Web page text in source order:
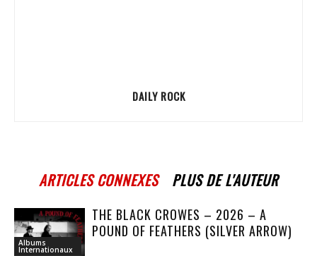
DAILY ROCK
ARTICLES CONNEXES PLUS DE L'AUTEUR
Albums
Internationaux
THE BLACK CROWES – 2026 – A
POUND OF FEATHERS (SILVER ARROW)